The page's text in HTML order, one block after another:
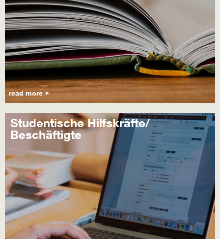
read more
Studentische Hilfskräfte/
Beschäftigte